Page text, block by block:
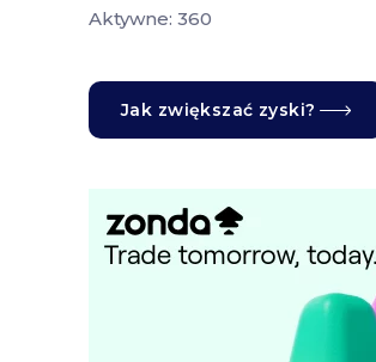
Aktywne: 360
Jak zwiększać zyski?